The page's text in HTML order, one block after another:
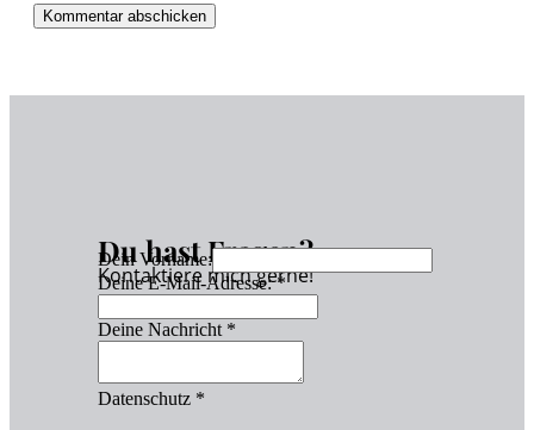
Du hast Fragen?
Kontaktiere mich gerne!
Dein Vorname:
Deine E-Mail-Adresse:*
Deine Nachricht *
Datenschutz *